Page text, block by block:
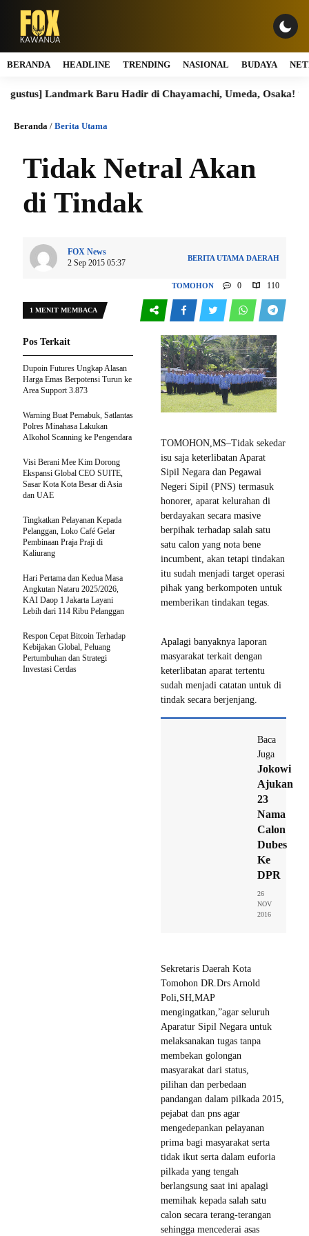
BERANDA HEADLINE TRENDING NASIONAL BUDAYA
Landmark Baru Hadir di Chayamachi, Umeda, Osaka! “Alpen
Beranda / Berita Utama
Tidak Netral Akan
di Tindak
FOX News
2 Sep 2015 05:37
BERITA UTAMA DAERAH
TOMOHON 0 110
1 MENIT MEMBACA
TOMOHON,MS–Tidak sekedar
isu saja keterlibatan Aparat
Sipil Negara dan Pegawai
Negeri Sipil (PNS) termasuk
honorer, aparat kelurahan di
berdayakan secara masive
berpihak terhadap salah satu
satu calon yang nota bene
incumbent, akan tetapi tindakan
itu sudah menjadi target operasi
pihak yang berkompoten untuk
memberikan tindakan tegas.
Apalagi banyaknya laporan
masyarakat terkait dengan
keterlibatan aparat tertentu
sudah menjadi catatan untuk di
tindak secara berjenjang.
Baca
Juga
Jokowi
Ajukan
23
Nama
Calon
Dubes
Ke
DPR
26
NOV
2016
Sekretaris Daerah Kota
Tomohon DR.Drs Arnold
Poli,SH,MAP
mengingatkan,”agar seluruh
Aparatur Sipil Negara untuk
melaksanakan tugas tanpa
membekan golongan
masyarakat dari status,
pilihan dan perbedaan
pandangan dalam pilkada 2015,
pejabat dan pns agar
mengedepankan pelayanan
prima bagi masyarakat serta
tidak ikut serta dalam euforia
pilkada yang tengah
berlangsung saat ini apalagi
memihak kepada salah satu
calon secara terang-terangan
sehingga mencederai asas
Pos Terkait
Dupoin Futures Ungkap Alasan
Harga Emas Berpotensi Turun ke
Area Support 3.873
Warning Buat Pemabuk, Satlantas
Polres Minahasa Lakukan
Alkohol Scanning ke Pengendara
Visi Berani Mee Kim Dorong
Ekspansi Global CEO SUITE,
Sasar Kota Kota Besar di Asia
dan UAE
Tingkatkan Pelayanan Kepada
Pelanggan, Loko Café Gelar
Pembinaan Praja Praji di
Kaliurang
Hari Pertama dan Kedua Masa
Angkutan Nataru 2025/2026,
KAI Daop 1 Jakarta Layani
Lebih dari 114 Ribu Pelanggan
Respon Cepat Bitcoin Terhadap
Kebijakan Global, Peluang
Pertumbuhan dan Strategi
Investasi Cerdas